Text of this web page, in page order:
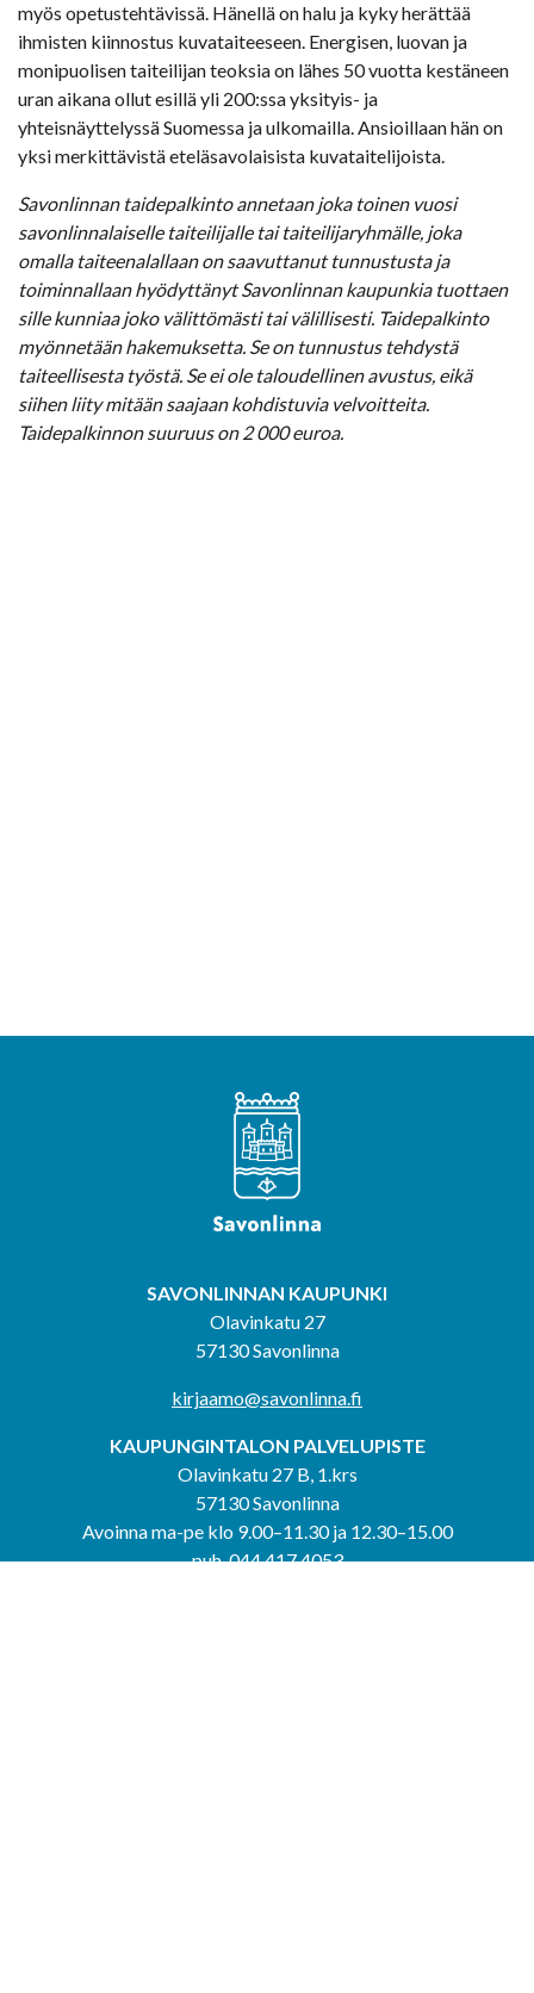
myös opetustehtävissä. Hänellä on halu ja kyky herättää
ihmisten kiinnostus kuvataiteeseen. Energisen, luovan ja
monipuolisen taiteilijan teoksia on lähes 50 vuotta kestäneen
uran aikana ollut esillä yli 200:ssa yksityis- ja
yhteisnäyttelyssä Suomessa ja ulkomailla. Ansioillaan hän on
yksi merkittävistä eteläsavolaisista kuvataitelijoista.
Savonlinnan taidepalkinto annetaan joka toinen vuosi
savonlinnalaiselle taiteilijalle tai taiteilijaryhmälle, joka
omalla taiteenalallaan on saavuttanut tunnustusta ja
toiminnallaan hyödyttänyt Savonlinnan kaupunkia tuottaen
sille kunniaa joko välittömästi tai välillisesti. Taidepalkinto
myönnetään hakemuksetta. Se on tunnustus tehdystä
taiteellisesta työstä. Se ei ole taloudellinen avustus, eikä
siihen liity mitään saajaan kohdistuvia velvoitteita.
Taidepalkinnon suuruus on 2 000 euroa.
SAVONLINNAN KAUPUNKI
Olavinkatu 27
57130 Savonlinna
kirjaamo@savonlinna.fi
KAUPUNGINTALON PALVELUPISTE
Olavinkatu 27 B, 1.krs
57130 Savonlinna
Avoinna ma-pe klo 9.00–11.30 ja 12.30–15.00
puh. 044 417 4053